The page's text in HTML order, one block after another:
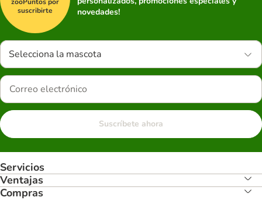
suscribirte
novedades!
Selecciona la mascota
Suscríbete ahora
Servicios
Ventajas
Compras